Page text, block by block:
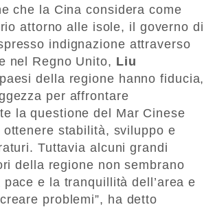
che la Cina considera come
attorno alle isole, il governo di
indignazione attraverso
nel Regno Unito, Liu
della regione hanno fiducia,
per affrontare
la questione del Mar Cinese
ottenere stabilità, sviluppo e
Tuttavia alcuni grandi
della regione non sembrano
e la tranquillità dell’area e
problemi”, ha detto